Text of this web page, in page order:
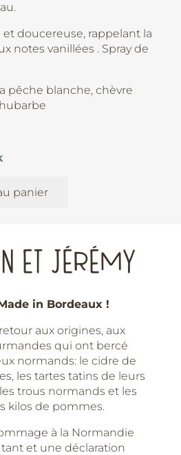
et doucereuse, rappelant la
notes vanillées . Spray de
pêche blanche, chèvre
panier
ET JÉRÉMY
in Bordeaux !
aux origines, aux
qui ont bercé
normands: le cidre de
les tartes tatins de leurs
trous normands et les
kilos de pommes.
à la Normandie
et une déclaration